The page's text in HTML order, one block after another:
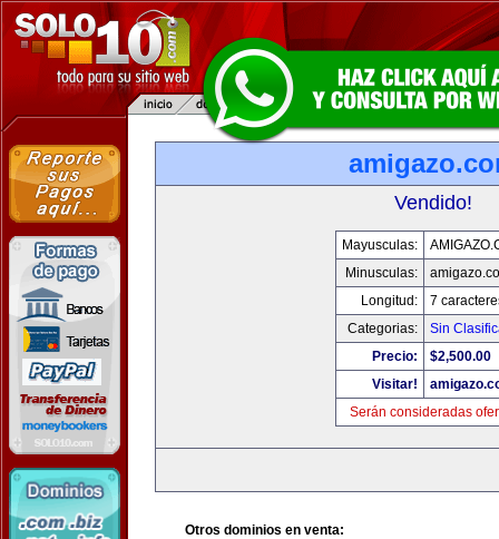
Vendido!
Mayusculas:
Minusculas:
Longitud:
7
Categorias:
Sin
Precio:
$2,500.00
Visitar!
Serán consideradas
Otros dominios en venta: